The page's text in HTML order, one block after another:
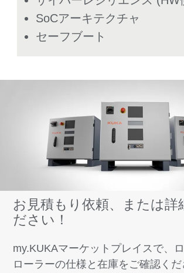
SoCアーキテクチャ
セーフブート
お見積もり依頼、または詳
ださい！
my.KUKAマーケットプレイスで、
ローラーの仕様と在庫をご確認く